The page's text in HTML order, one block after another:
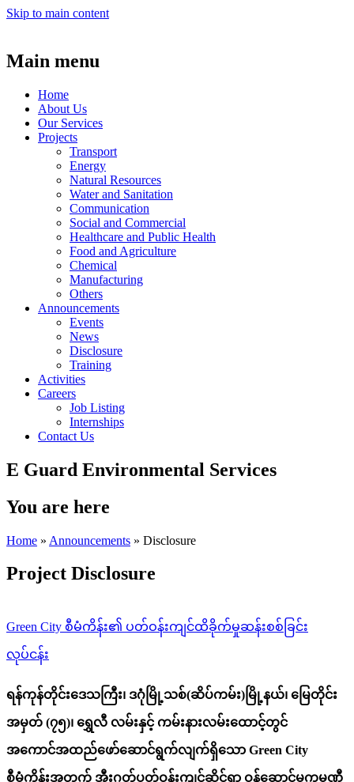
Skip to main content
Main menu
Home
About Us
Our Services
Projects
Transport
Energy
Natural Resources
Water and Sanitation
Communication
Social and Commercial
Healthcare and Public Health
Food and Agriculture
Chemical
Manufacturing
Others
Announcements
Events
News
Disclosure
Training
Activities
Careers
Job Listing
Internships
Contact Us
E Guard Environmental Services
You are here
Home » Announcements » Disclosure
Project Disclosure
Green City စီမံကိန်း၏ ပတ်ဝန်းကျင်ထိခိုက်မှုဆန်းစစ်ခြင်း
လုပ်ငန်း
ရန်ကုန်တိုင်းဒေသကြီး၊ ဒဂုံမြို့သစ်(ဆိပ်ကမ်း)မြို့နယ်၊ မြေတိုင်း
အမှတ် (၇၅)၊ ရွှေလီ လမ်းနှင့် ကမ်းနားလမ်းထောင့်တွင်
အကောင်အထည်ဖော်ဆောင်ရွက်လျက်ရှိသော Green City
စီမံကိန်းအတွက် အီးဂတ်ပတ်ဝန်းကျင်ဆိုင်ရာ ဝန်ဆောင်မှုကုမ္ပဏီ